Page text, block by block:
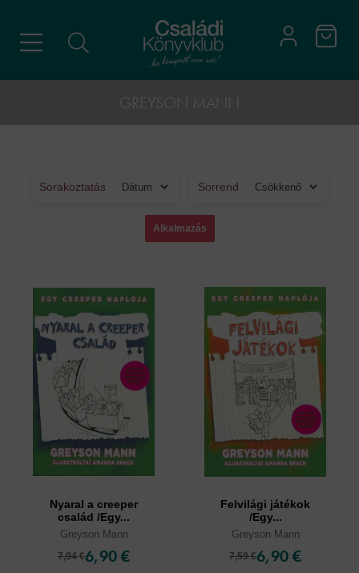
Sorakoztatás Sorrend
Nyaral a creeper
család /Egy...
Greyson Mann
7,94 €6,90 €
Felvilági játékok
/Egy...
Greyson Mann
7,59 €6,90 €